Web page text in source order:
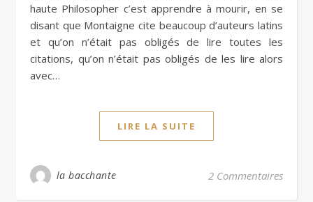
haute Philosopher c’est apprendre à mourir, en se
disant que Montaigne cite beaucoup d’auteurs latins
et qu’on n’était pas obligés de lire toutes les
citations, qu’on n’était pas obligés de les lire alors
avec…
LIRE LA SUITE
la bacchante 2 Commentaires